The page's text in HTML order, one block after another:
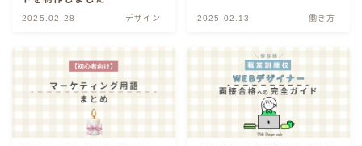
2025.02.28 デザイン 2025.02.13 働き方